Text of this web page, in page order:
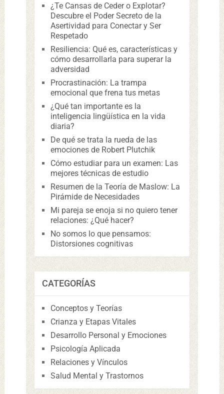
¿Te Cansas de Ceder o Explotar?
Descubre el Poder Secreto de la
Asertividad para Conectar y Ser
Respetado
Resiliencia: Qué es, características y
cómo desarrollarla para superar la
adversidad
Procrastinación: La trampa
emocional que frena tus metas
¿Qué tan importante es la
inteligencia lingüística en la vida
diaria?
De qué se trata la rueda de las
emociones de Robert Plutchik
Cómo estudiar para un examen: Las
mejores técnicas de estudio
Resumen de la Teoría de Maslow: La
Pirámide de Necesidades
Mi pareja se enoja si no quiero tener
relaciones: ¿Qué hacer?
No somos lo que pensamos:
Distorsiones cognitivas
CATEGORÍAS
Conceptos y Teorías
Crianza y Etapas Vitales
Desarrollo Personal y Emociones
Psicología Aplicada
Relaciones y Vínculos
Salud Mental y Trastornos